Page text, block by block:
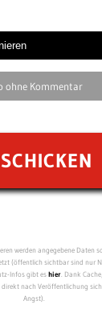
ohne Kommentar
werden angegebene Daten
(öffentlich sichtbar sind nur
Infos gibt eshier. Dank
nach Veröffentlichung
Angst).